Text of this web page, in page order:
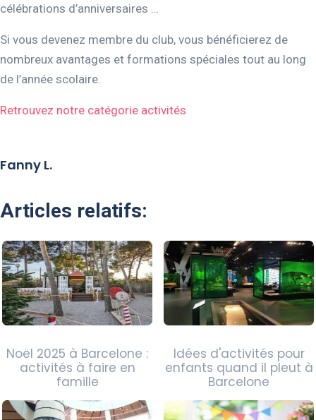
célébrations d’anniversaires …
Si vous devenez membre du club, vous bénéficierez de
nombreux avantages et formations spéciales tout au long
de l’année scolaire.
Retrouvez notre catégorie activités
Fanny L.
Articles relatifs:
Noël 2025 à Barcelone :
activités à faire en
famille
Idées d'activités pour
enfants quand il pleut à
Barcelone